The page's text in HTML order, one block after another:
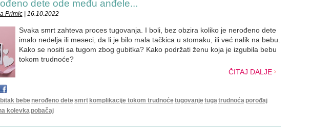
dete ode među anđele...
Primic| 16.10.2022
Svaka smrt zahteva proces tugovanja. I boli, bez obzira koliko je nerođeno dete
imalo nedelja ili meseci, da li je bilo mala tačkica u stomaku, ili već nalik na bebu.
Kako se nositi sa tugom zbog gubitka? Kako podržati ženu koja je izgubila bebu
tokom trudnoće?
ČITAJ DALJE
bebe nerođeno detesmrt komplikacije tokom trudnoćetugovanjetugatrudnoća porođaj
kolevka pobačaj